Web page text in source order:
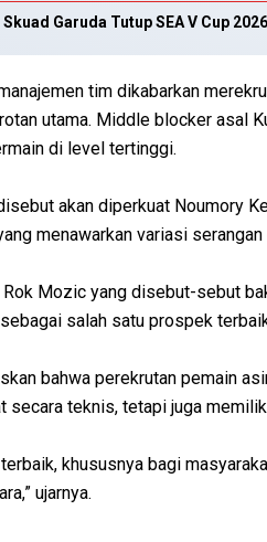
Garuda Tutup SEA V Cup
tim dikabarkan
utama. Middle blocker asal
di level tertinggi.
akan diperkuat Noumory
menawarkan variasi
Rok Mozic yang disebut-sebut
salah satu prospek
bahwa perekrutan pemain
secara teknis, tetapi juga
khususnya bagi
ujarnya.